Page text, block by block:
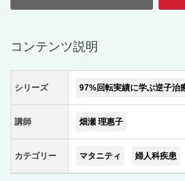
コンテンツ説明
シリーズ 97%回転実績に学ぶ逆子治
講師 畑瀬 理惠子
カテゴリー マタニティ 婦人科疾患